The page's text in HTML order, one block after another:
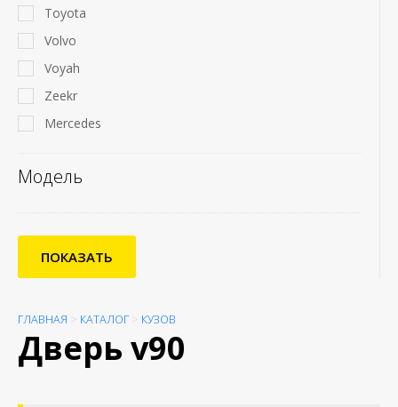
Toyota
Volvo
Voyah
Zeekr
Mercedes
Модель
ПОКАЗАТЬ
ГЛАВНАЯ > КАТАЛОГ > КУЗОВ
Дверь v90